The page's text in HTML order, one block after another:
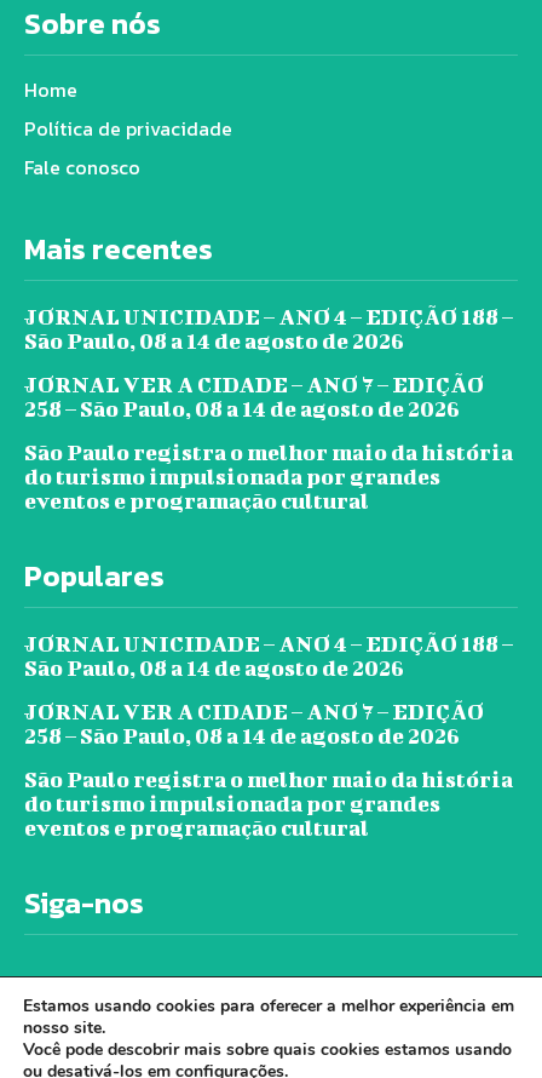
Sobre nós
Home
Política de privacidade
Fale conosco
Mais recentes
JORNAL UNICIDADE – ANO 4 – EDIÇÃO 188 –
São Paulo, 08 a 14 de agosto de 2026
JORNAL VER A CIDADE – ANO 7 – EDIÇÃO
258 – São Paulo, 08 a 14 de agosto de 2026
São Paulo registra o melhor maio da história
do turismo impulsionada por grandes
eventos e programação cultural
Populares
JORNAL UNICIDADE – ANO 4 – EDIÇÃO 188 –
São Paulo, 08 a 14 de agosto de 2026
JORNAL VER A CIDADE – ANO 7 – EDIÇÃO
258 – São Paulo, 08 a 14 de agosto de 2026
São Paulo registra o melhor maio da história
do turismo impulsionada por grandes
eventos e programação cultural
Siga-nos
Estamos usando cookies para oferecer a melhor experiência em
nosso site.
Você pode descobrir mais sobre quais cookies estamos usando
ou desativá-los em configurações.